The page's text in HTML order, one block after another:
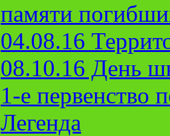
памяти
04.08.16
08.10.16 День
1-е первенство
Легенда